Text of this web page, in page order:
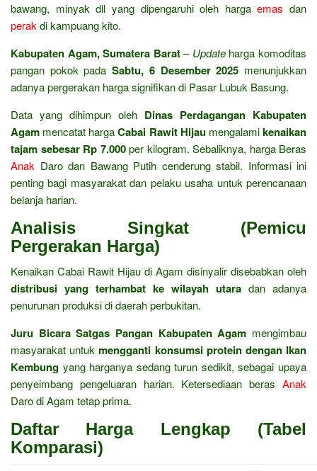
bawang, minyak dll yang dipengaruhi oleh hargaemas dan
perak di kampuang kito.
Kabupaten Agam, Sumatera Barat– Updateharga komoditas
pangan pokok padaSabtu, 6 Desember 2025 menunjukkan
adanya pergerakan harga signifikan di Pasar Lubuk Basung.
Data yang dihimpun oleh Dinas Perdagangan Kabupaten
Agam mencatat hargaCabai Rawit Hijaumengalamikenaikan
tajam sebesar Rp 7.000per kilogram. Sebaliknya, harga Beras
Anak Daro dan Bawang Putih cenderung stabil. Informasi ini
penting bagi masyarakat dan pelaku usaha untuk perencanaan
belanja harian.
Analisis Singkat (Pemicu
Pergerakan Harga)
Kenaikan Cabai Rawit Hijau di Agam disinyalir disebabkan oleh
distribusi yang terhambat ke wilayah utara dan adanya
penurunan produksi di daerah perbukitan.
Juru Bicara Satgas Pangan Kabupaten Agam mengimbau
masyarakat untukmengganti konsumsi protein dengan Ikan
Kembung yang harganya sedang turun sedikit, sebagai upaya
penyeimbang pengeluaran harian. Ketersediaan beras Anak
Daro di Agam tetap prima.
Daftar Harga Lengkap (Tabel
Komparasi)